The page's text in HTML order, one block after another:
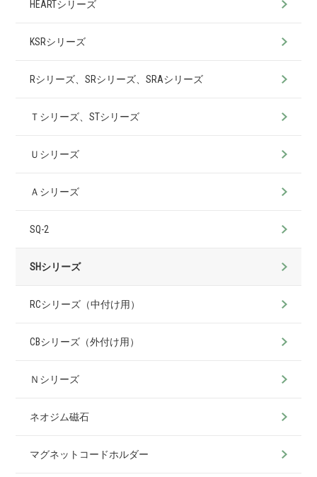
HEARTシリーズ
KSRシリーズ
Rシリーズ、SRシリーズ、SRAシリーズ
Ｔシリーズ、STシリーズ
Ｕシリーズ
Ａシリーズ
SQ-2
SHシリーズ
RCシリーズ（中付け用）
CBシリーズ（外付け用）
Ｎシリーズ
ネオジム磁石
マグネットコードホルダー